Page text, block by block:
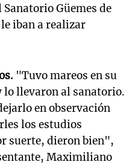
Güemes de
iban a realizar
"Tuvo mareos en su
lo llevaron al sanatorio.
en observación
los estudios
suerte, dieron bien",
Maximiliano